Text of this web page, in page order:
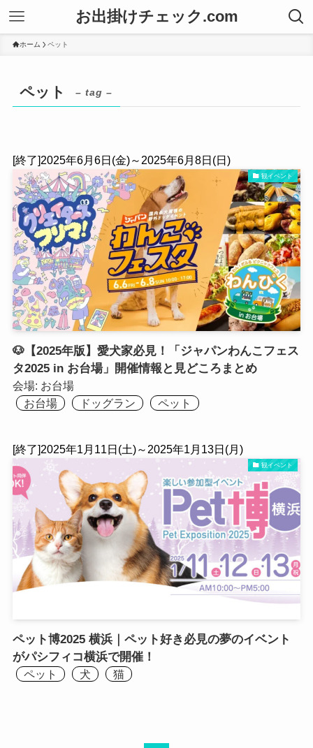
お出掛けチェック.com
ホーム ペット
ペット – tag –
[終了]2025年6月6日(金)～2025年6月8日(日)
観イベント
🐶【2025年版】愛犬家必見！「ジャパンわんこフェス
タ2025 in お台場」開催情報と見どころまとめ
会場: お台場
お台場
ドッグラン ペット
[終了]2025年1月11日(土)～2025年1月13日(月)
観イベント
ペット博2025 横浜｜ペット好き必見の夢のイベント
がパシフィコ横浜で開催！
ペット 犬 猫